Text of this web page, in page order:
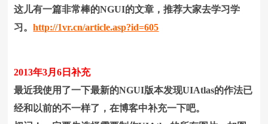
这儿有一篇非常棒的NGUI的文章，推荐大家去学习学
习。http://1vr.cn/article.asp?id=605
2013年3月6日补充
最近我使用了一下最新的NGUI版本发现UIAtlas的作法已
经和以前的不一样了，在博客中补充一下吧。